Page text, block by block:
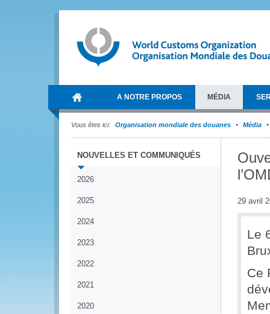
A NOTRE PROPOS MÉDIA
Vous êtes ici: Organisation mondiale des douanes Média
NOUVELLES ET COMMUNIQUÉS
2026
2025
2024
2023
2022
2021
2020
29 avril
Le
Ce